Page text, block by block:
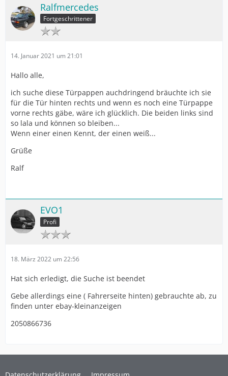
Ralfmercedes
Fortgeschrittener
14. Januar 2021 um 21:01
Hallo alle,
ich suche diese Türpappen auchdringend bräuchte ich sie
für die Tür hinten rechts und wenn es noch eine Türpappe
vorne rechts gäbe, wäre ich glücklich. Die beiden links sind
so lala und können so bleiben...
Wenn einer einen Kennt, der einen weiß...
Grüße
Ralf
EVO1
Profi
18. März 2022 um 22:56
Hat sich erledigt, die Suche ist beendet
Gebe allerdings eine ( Fahrerseite hinten) gebrauchte ab, zu
finden unter ebay-kleinanzeigen
2050866736